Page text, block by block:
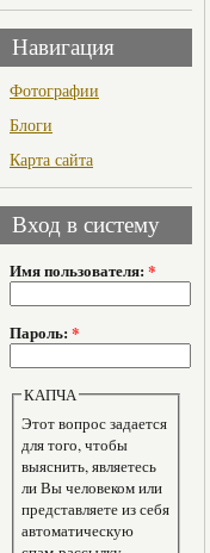
Навигация
Фотографии
Блоги
Карта сайта
Вход в систему
Имя пользователя: *
Пароль: *
КАПЧА
Этот вопрос задается
для того, чтобы
выяснить, являетесь
ли Вы человеком или
представляете из себя
автоматическую